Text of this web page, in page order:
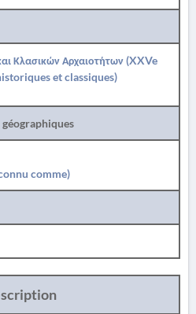
Κλασικών Αρχαιοτήτων (XXVe
et classiques)
comme)